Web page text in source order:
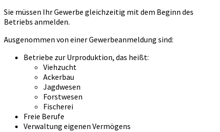
Sie müssen Ihr Gewerbe gleichzeitig mit dem Beginn des
Betriebs anmelden.
Ausgenommen von einer Gewerbeanmeldung sind:
Betriebe zur Urproduktion, das heißt:
Viehzucht
Ackerbau
Jagdwesen
Forstwesen
Fischerei
Freie Berufe
Verwaltung eigenen Vermögens